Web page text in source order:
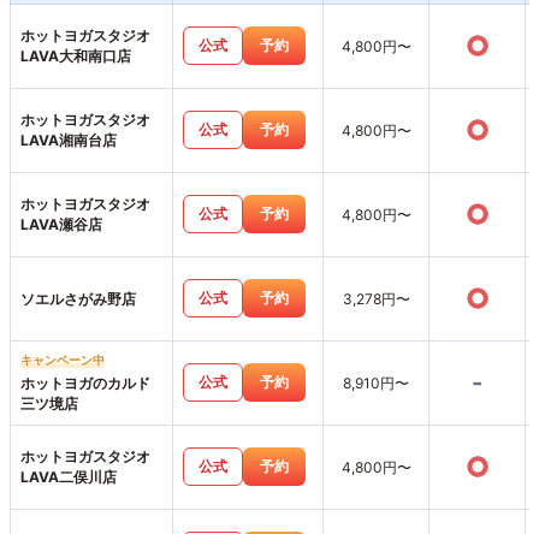
ホットヨガスタジオ
LAVA大和南口店
公式 予約 4,800円〜 ○
ホットヨガスタジオ
LAVA湘南台店
公式 予約 4,800円〜 ○
ホットヨガスタジオ
LAVA瀬谷店
公式 予約 4,800円〜 ○
ソエルさがみ野店 公式 予約 3,278円〜 ○
キャンペーン中
ホットヨガのカルド
三ツ境店
公式 予約 8,910円〜 -
ホットヨガスタジオ
LAVA二俣川店
公式 予約 4,800円〜 ○